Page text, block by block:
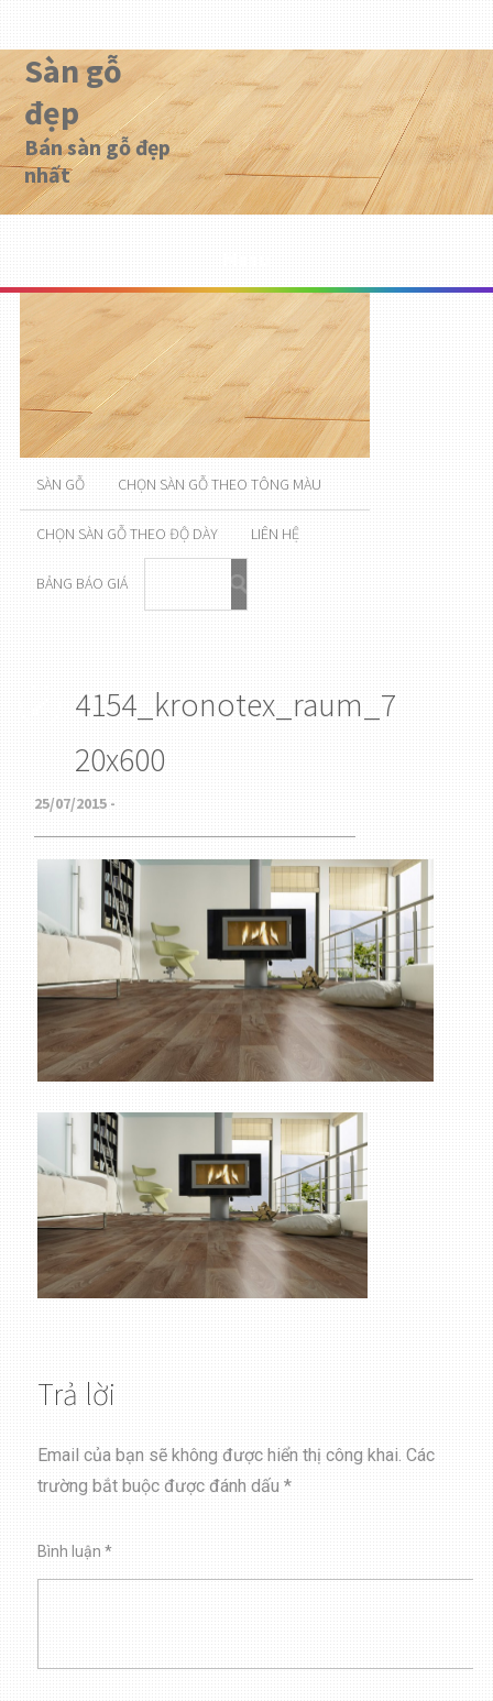
Sàn gỗ
đẹp
Bán sàn gỗ đẹp
nhất
SÀN GỖ CHỌN SÀN GỖ THEO TÔNG MÀU
CHỌN SÀN GỖ THEO ĐỘ DÀY LIÊN HỆ
BẢNG BÁO GIÁ
4154_kronotex_raum_7
20x600
25/07/2015 -
Trả lời
Email của bạn sẽ không được hiển thị công khai. Các
trường bắt buộc được đánh dấu*
Bình luận*